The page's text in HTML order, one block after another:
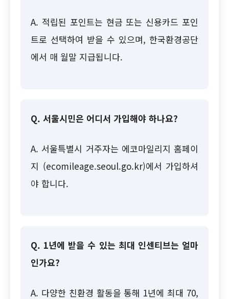
A. 적립된 포인트는 현금 또는 신용카드 포인
트로 선택하여 받을 수 있으며, 한국환경공단
에서 매 월말 지급됩니다.
Q. 서울시민은 어디서 가입해야 하나요?
A. 서울특별시 거주자는 에코마일리지 홈페이
지 (ecomileage.seoul.go.kr)에서 가입하셔
야 합니다.
Q. 1년에 받을 수 있는 최대 인센티브는 얼마
인가요?
A. 다양한 친환경 활동을 통해 1년에 최대 70,